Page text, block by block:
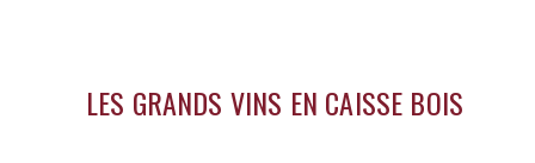
LES GRANDS VINS EN CAISSE BOIS